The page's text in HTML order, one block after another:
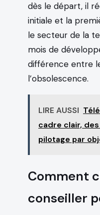
dès le départ, il
initiale et la
le secteur de la
mois de
différence entre
l’obsolescence.
LIRE AUSSI
cadre clair,
pilotage par
Comment
conseiller